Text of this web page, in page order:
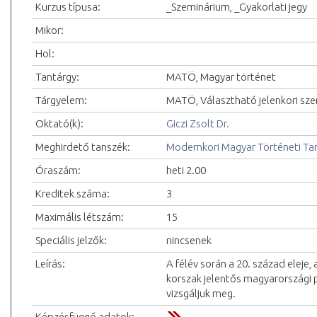
Kurzus típusa:
_Szeminárium, _Gyakorlati jegy
Mikor:
Hol:
Tantárgy:
MATÖ, Magyar történet
Tárgyelem:
MATÖ, Választható jelenkori
Oktató(k):
Giczi Zsolt Dr.
Meghirdető tanszék:
Modernkori Magyar Történeti
Óraszám:
heti 2.00
Kreditek száma:
3
Maximális létszám:
15
Speciális jelzők:
nincsenek
Leírás:
A félév során a 20. század
korszak jelentős
vizsgáljuk meg.